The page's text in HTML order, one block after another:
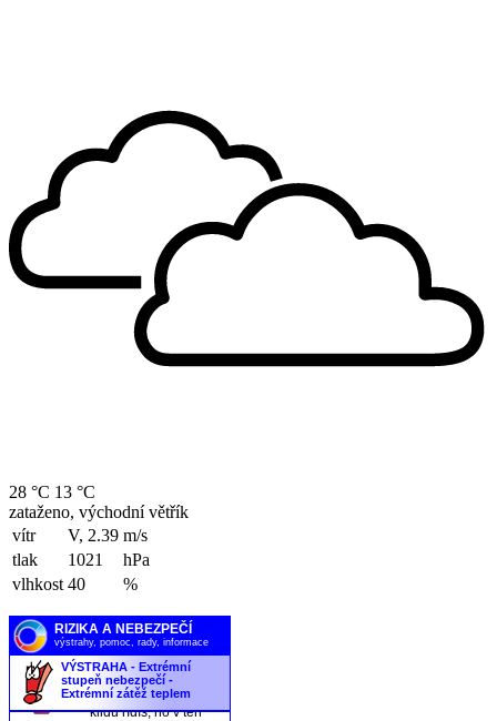
28 °C 13 °C
zataženo, východní větřík
vítr
V, 2.39 m/s
tlak
1021
hPa
vlhkost 40 %